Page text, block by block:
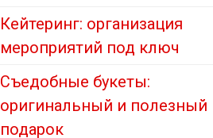
Кейтеринг: организация
мероприятий под ключ
Съедобные букеты:
оригинальный и полезный
подарок